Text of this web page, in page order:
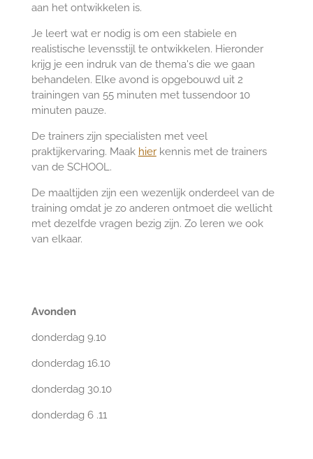
aan het ontwikkelen is.
Je leert wat er nodig is om een stabiele en
realistische levensstijl te ontwikkelen. Hieronder
krijg je een indruk van de thema's die we gaan
behandelen. Elke avond is opgebouwd uit 2
trainingen van 55 minuten met tussendoor 10
minuten pauze.
De trainers zijn specialisten met veel
praktijkervaring. Maak hierkennis met de trainers
van de SCHOOL.
De maaltijden zijn een wezenlijk onderdeel van de
training omdat je zo anderen ontmoet die wellicht
met dezelfde vragen bezig zijn. Zo leren we ook
van elkaar.
Avonden
donderdag 9.10
donderdag 16.10
donderdag 30.10
donderdag 6 .11